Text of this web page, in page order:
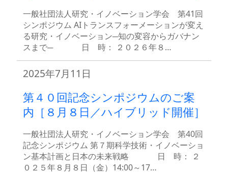
一般社団法人研究・イノベーション学会 第41回
シンポジウム AIトランスフォーメーションが変え
る研究・イノベーション─知の変容からガバナン
スまで─ 日 時： ２０２６年８…
2025年7月11日
第４０回記念シンポジウムのご案
内［８月８日／ハイブリッド開催］
一般社団法人研究・イノベーション学会 第40回
記念シンポジウム 第７期科学技術・イノベーショ
ン基本計画と日本の未来戦略 日 時： ２
０２５年８月８日（金）14:00～17…